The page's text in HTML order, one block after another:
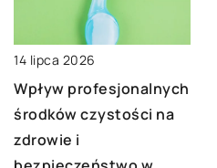
14 lipca 2026
Wpływ profesjonalnych
środków czystości na
zdrowie i